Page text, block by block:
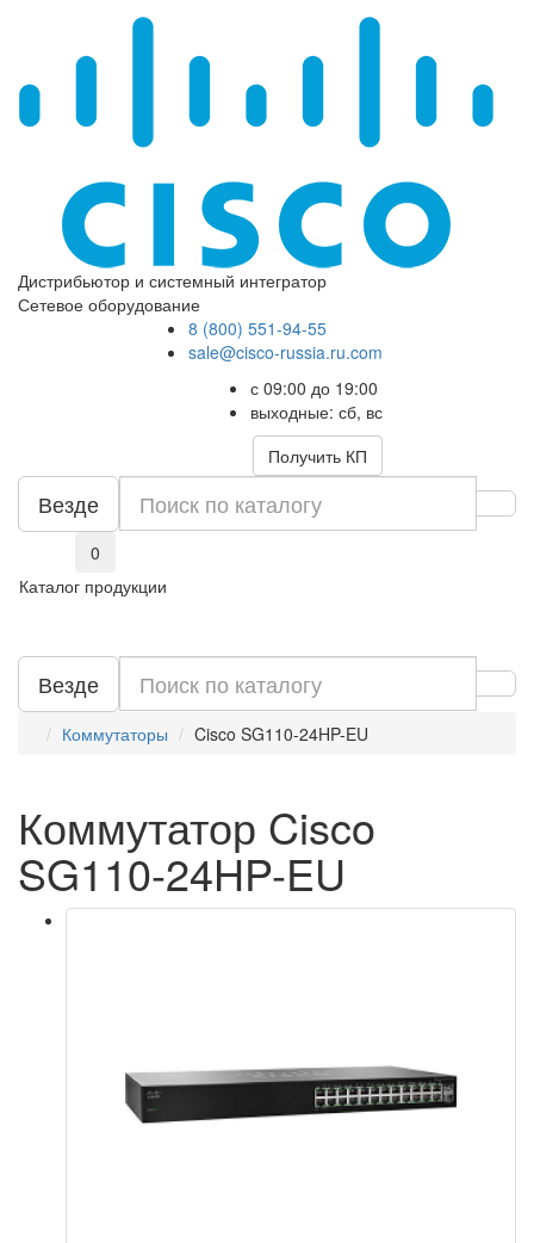
Дистрибьютор и системный интегратор
Сетевое оборудование
8 (800) 551-94-55
sale@cisco-russia.ru.com
с 09:00 до 19:00
выходные: сб, вс
Получить КП
Везде
0
Каталог продукции
Везде
Коммутаторы Cisco SG110-24HP-EU
Коммутатор Cisco
SG110-24HP-EU